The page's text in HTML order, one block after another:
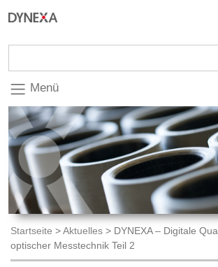
Menü
Startseite >Aktuelles > DYNEXA – Digitale
optischer Messtechnik Teil 2